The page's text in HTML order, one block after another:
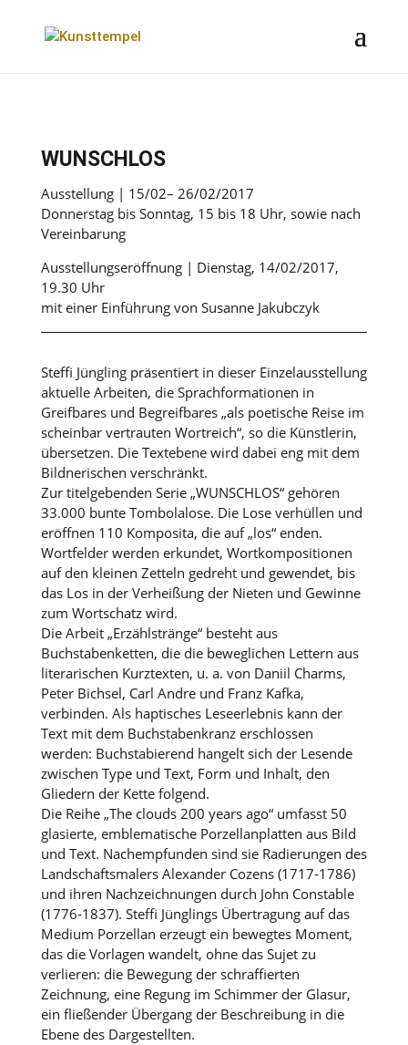
WUNSCHLOS
Ausstellung | 15/02– 26/02/2017
Donnerstag bis Sonntag, 15 bis 18 Uhr, sowie nach
Vereinbarung
Ausstellungseröffnung | Dienstag, 14/02/2017,
19.30 Uhr
mit einer Einführung von Susanne Jakubczyk
Steffi Jüngling präsentiert in dieser Einzelausstellung
aktuelle Arbeiten, die Sprachformationen in
Greifbares und Begreifbares „als poetische Reise im
scheinbar vertrauten Wortreich“, so die Künstlerin,
übersetzen. Die Textebene wird dabei eng mit dem
Bildnerischen verschränkt.
Zur titelgebenden Serie „WUNSCHLOS“ gehören
33.000 bunte Tombolalose. Die Lose verhüllen und
eröffnen 110 Komposita, die auf „los“ enden.
Wortfelder werden erkundet, Wortkompositionen
auf den kleinen Zetteln gedreht und gewendet, bis
das Los in der Verheißung der Nieten und Gewinne
zum Wortschatz wird.
Die Arbeit „Erzählstränge“ besteht aus
Buchstabenketten, die die beweglichen Lettern aus
literarischen Kurztexten, u. a. von Daniil Charms,
Peter Bichsel, Carl Andre und Franz Kafka,
verbinden. Als haptisches Leseerlebnis kann der
Text mit dem Buchstabenkranz erschlossen
werden: Buchstabierend hangelt sich der Lesende
zwischen Type und Text, Form und Inhalt, den
Gliedern der Kette folgend.
Die Reihe „The clouds 200 years ago“ umfasst 50
glasierte, emblematische Porzellanplatten aus Bild
und Text. Nachempfunden sind sie Radierungen des
Landschaftsmalers Alexander Cozens (1717-1786)
und ihren Nachzeichnungen durch John Constable
(1776-1837). Steffi Jünglings Übertragung auf das
Medium Porzellan erzeugt ein bewegtes Moment,
das die Vorlagen wandelt, ohne das Sujet zu
verlieren: die Bewegung der schraffierten
Zeichnung, eine Regung im Schimmer der Glasur,
ein fließender Übergang der Beschreibung in die
Ebene des Dargestellten.